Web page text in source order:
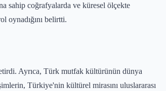
sahip coğrafyalarda ve küresel ölçekte
oynadığını belirtti.
Ayrıca, Türk mutfak kültürünün dünya
Türkiye'nin kültürel mirasını uluslararası